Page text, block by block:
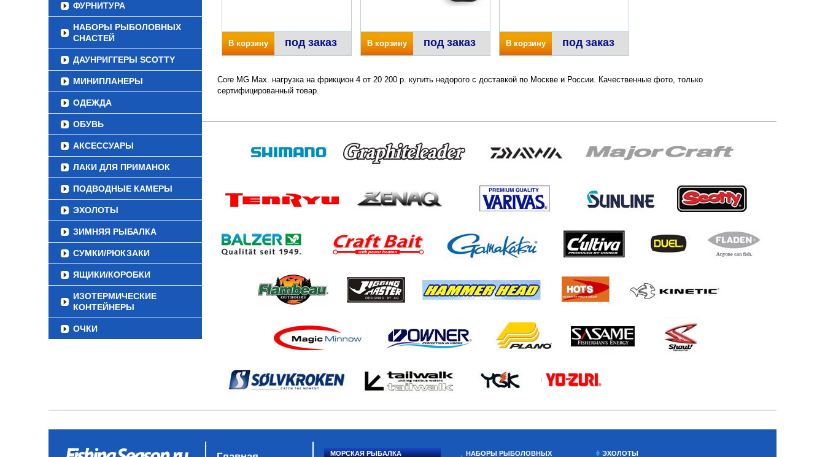
ФУРНИТУРА
НАБОРЫ РЫБОЛОВНЫХ
СНАСТЕЙ
ДАУНРИГГЕРЫ SCOTTY
МИНИПЛАНЕРЫ
ОДЕЖДА
ОБУВЬ
АКСЕССУАРЫ
ЛАКИ ДЛЯ ПРИМАНОК
ПОДВОДНЫЕ КАМЕРЫ
ЭХОЛОТЫ
ЗИМНЯЯ РЫБАЛКА
СУМКИ/РЮКЗАКИ
ЯЩИКИ/КОРОБКИ
ИЗОТЕРМИЧЕСКИЕ
КОНТЕЙНЕРЫ
ОЧКИ
В корзину под заказ В корзину под заказ В корзину под заказ
Core MG Max. нагрузка на фрикцион 4 от 20 200 р. купить недорого с доставкой по Москве и России. Качественные фото, только
сертифицированный товар.
МОРСКАЯ РЫБАЛКА НАБОРЫ РЫБОЛОВНЫХ ЭХОЛОТЫ